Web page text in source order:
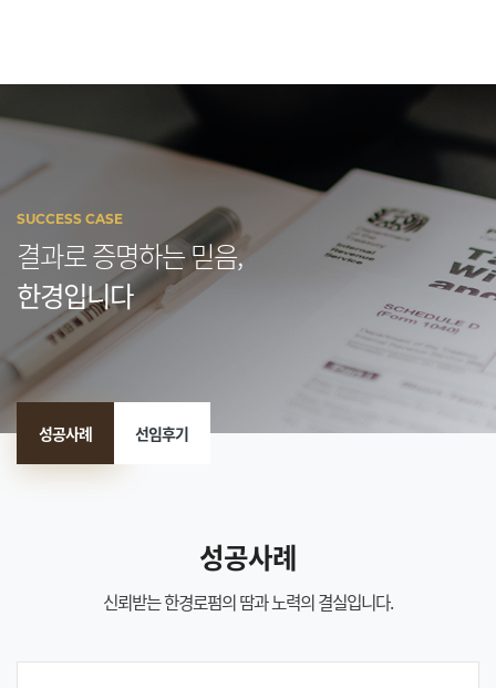
SUCCESS CASE
결과로 증명하는 믿음,
한경입니다
성공사례 선임후기
성공사례
신뢰받는 한경로펌의 땀과 노력의 결실입니다.